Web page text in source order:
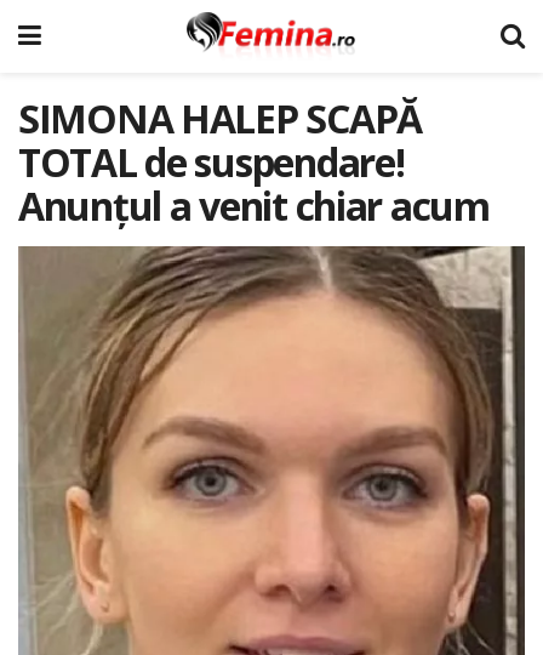
SIMONA HALEP SCAPĂ
TOTAL de suspendare!
Anunțul a venit chiar acum